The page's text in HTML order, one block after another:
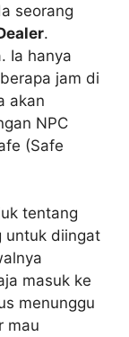
seorang
.
Ia hanya
jam di
akan
NPC
(Safe
tentang
untuk diingat
masuk ke
menunggu
mau